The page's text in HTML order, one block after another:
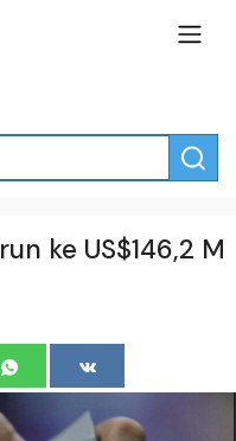
ke US$146,2 M